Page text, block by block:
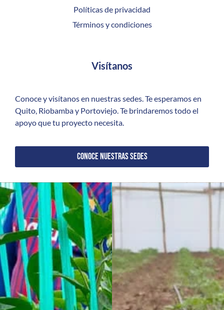
Políticas de privacidad
Términos y condiciones
Visítanos
Conoce y visítanos en nuestras sedes. Te esperamos en
Quito, Riobamba y Portoviejo. Te brindaremos todo el
apoyo que tu proyecto necesita.
CONOCE NUESTRAS SEDES